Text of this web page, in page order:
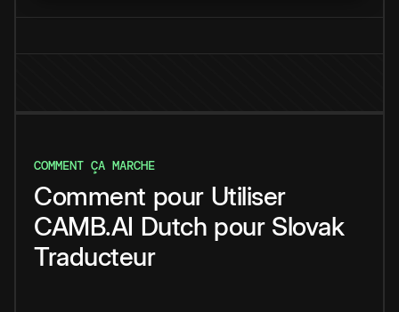
COMMENT ÇA MARCHE
Comment pour Utiliser
CAMB.AI Dutch pour Slovak
Traducteur